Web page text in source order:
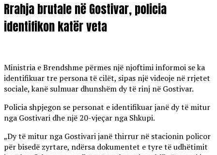
Rrahja brutale në Gostivar, policia
identifikon katër veta
Ministria e Brendshme përmes një njoftimi informoi se ka
identifikuar tre persona të cilët, sipas një videoje në rrjetet
sociale, kanë sulmuar dhunshëm dy të rinj në Gostivar.
Policia shpjegon se personat e identifikuar janë dy të mitur
nga Gostivari dhe një 20-vjeçar nga Shkupi.
„Dy të mitur nga Gostivari janë thirrur në stacionin policor
për bisedë zyrtare, ndërsa dokumentet e tyre të udhëtimit